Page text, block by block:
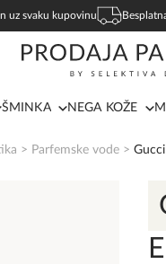
uz svaku kupovinu
ŠMINKA NEGA KOŽE
> Parfemske vode >